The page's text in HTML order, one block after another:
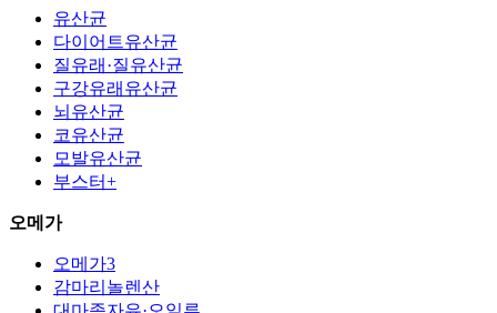
유산균
다이어트유산균
질유래·질유산균
구강유래유산균
뇌유산균
코유산균
모발유산균
부스터+
오메가
오메가3
감마리놀렌산